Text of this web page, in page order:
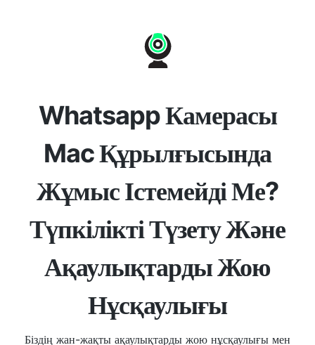
Whatsapp Камерасы
Mac Құрылғысында
Жұмыс Істемейді Ме?
Түпкілікті Түзету Және
Ақаулықтарды Жою
Нұсқаулығы
Біздің жан-жақты ақаулықтарды жою нұсқаулығы мен